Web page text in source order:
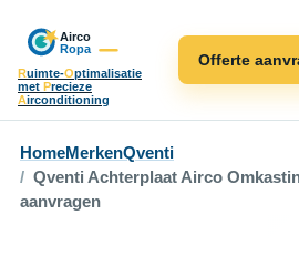
Ruimte-Optimalisatie
met Precieze
Airconditioning
Offerte
HomeMerkenQventi
Qventi Achterplaat Airco
aanvragen